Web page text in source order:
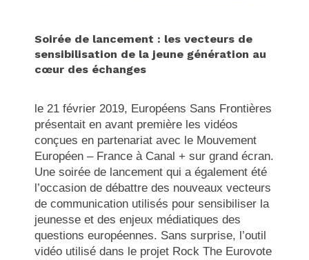
Soirée de lancement : les vecteurs de
sensibilisation de la jeune génération au
cœur des échanges
le 21 février 2019, Européens Sans Frontières
présentait en avant première les vidéos
conçues en partenariat avec le Mouvement
Européen – France à Canal + sur grand écran.
Une soirée de lancement qui a également été
l’occasion de débattre des nouveaux vecteurs
de communication utilisés pour sensibiliser la
jeunesse et des enjeux médiatiques des
questions européennes. Sans surprise, l’outil
vidéo utilisé dans le projet Rock The Eurovote